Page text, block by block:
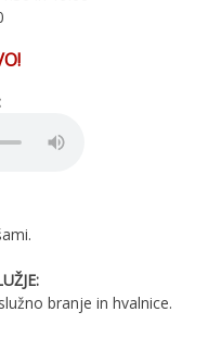
branje in hvalnice.